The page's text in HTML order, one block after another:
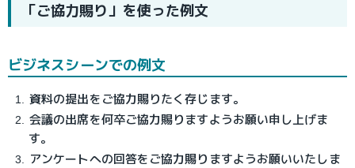
「ご協力賜り」を使った例文
ビジネスシーンでの例文
資料の提出をご協力賜りたく存じます。
会議の出席を何卒ご協力賜りますようお願い申し上げま
す。
アンケートへの回答をご協力賜りますようお願いいたしま